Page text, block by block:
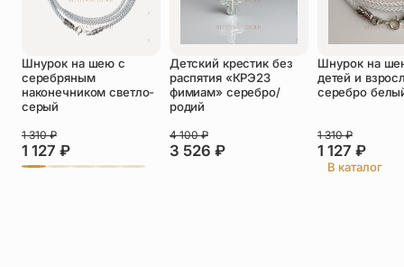
Оставить отзыв
Подтверждаю свое согласие с
политикой конфиденциальностии даю
согласие на обработку персональных
данных
Нина
09.07.2026
Заказали данный крестик на сайте, доставка была
Шнурок на шею с
серебряным
наконечником светло-
серый
1 127 ₽
1 310₽
Детский крестик без
распятия «КРЭ23
фимиам» серебро/
родий
3 526 ₽
4 100₽
Шнурок на
детей и
серебро
1 127 ₽
1 310₽
В каталог